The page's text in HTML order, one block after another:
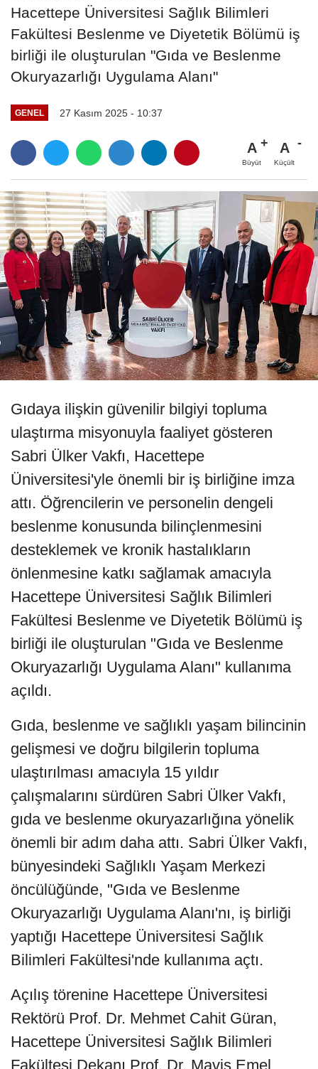
Hacettepe Üniversitesi Sağlık Bilimleri
Fakültesi Beslenme ve Diyetetik Bölümü iş
birliği ile oluşturulan "Gıda ve Beslenme
Okuryazarlığı Uygulama Alanı"
GENEL 27 Kasım 2025 - 10:37
A
Büyüt
A
Küçült
Gıdaya ilişkin güvenilir bilgiyi topluma
ulaştırma misyonuyla faaliyet gösteren
Sabri Ülker Vakfı, Hacettepe
Üniversitesi'yle önemli bir iş birliğine imza
attı. Öğrencilerin ve personelin dengeli
beslenme konusunda bilinçlenmesini
desteklemek ve kronik hastalıkların
önlenmesine katkı sağlamak amacıyla
Hacettepe Üniversitesi Sağlık Bilimleri
Fakültesi Beslenme ve Diyetetik Bölümü iş
birliği ile oluşturulan "Gıda ve Beslenme
Okuryazarlığı Uygulama Alanı" kullanıma
açıldı.
Gıda, beslenme ve sağlıklı yaşam bilincinin
gelişmesi ve doğru bilgilerin topluma
ulaştırılması amacıyla 15 yıldır
çalışmalarını sürdüren Sabri Ülker Vakfı,
gıda ve beslenme okuryazarlığına yönelik
önemli bir adım daha attı. Sabri Ülker Vakfı,
bünyesindeki Sağlıklı Yaşam Merkezi
öncülüğünde, "Gıda ve Beslenme
Okuryazarlığı Uygulama Alanı'nı, iş birliği
yaptığı Hacettepe Üniversitesi Sağlık
Bilimleri Fakültesi'nde kullanıma açtı.
Açılış törenine Hacettepe Üniversitesi
Rektörü Prof. Dr. Mehmet Cahit Güran,
Hacettepe Üniversitesi Sağlık Bilimleri
Fakültesi Dekanı Prof. Dr. Maviş Emel